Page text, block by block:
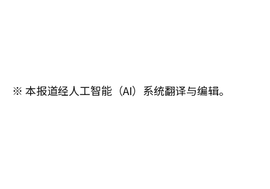
※ 本报道经人工智能（AI）系统翻译与编辑。